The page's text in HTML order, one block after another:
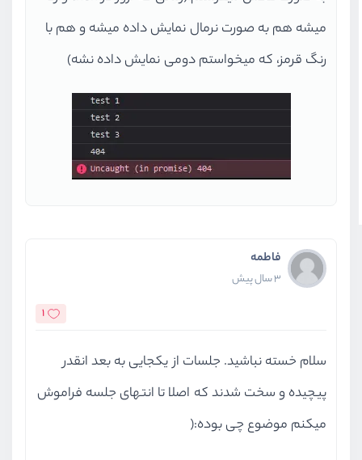
میشه هم به صورت نرمال نمایش داده میشه و هم با
رنگ قرمز، که میخواستم دومی نمایش داده نشه)
فاطمه
3 سال پیش
1
سلام خسته نباشید. جلسات از یکجایی به بعد انقدر
پیچیده و سخت شدند که اصلا تا انتهای جلسه فراموش
میکنم موضوع چی بوده:(